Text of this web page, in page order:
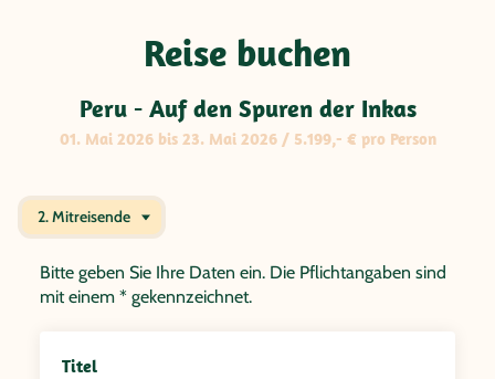
Reise buchen
Peru - Auf den Spuren der Inkas
01. Mai 2026 bis 23. Mai 2026 / 5.199,- € pro Person
2. Mitreisende
Bitte geben Sie Ihre Daten ein. Die Pflichtangaben sind
mit einem * gekennzeichnet.
Titel